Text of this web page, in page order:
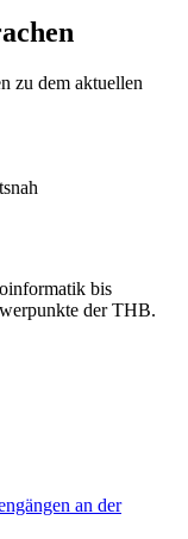
zu dem aktuellen
bis
der THB.